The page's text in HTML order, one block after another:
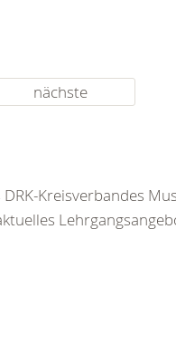
nächste
Kreisverbandes